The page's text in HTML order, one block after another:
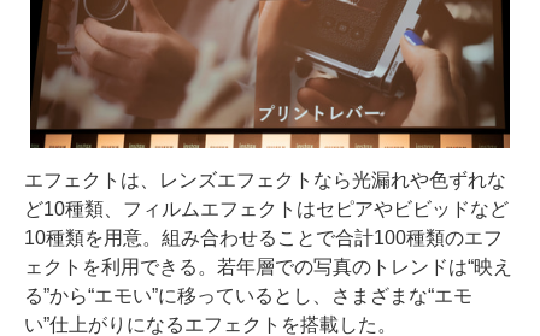
エフェクトは、レンズエフェクトなら光漏れや色ずれな
ど10種類、フィルムエフェクトはセピアやビビッドなど
10種類を用意。組み合わせることで合計100種類のエフ
ェクトを利用できる。若年層での写真のトレンドは“映え
る”から“エモい”に移っているとし、さまざまな“エモ
い”仕上がりになるエフェクトを搭載した。